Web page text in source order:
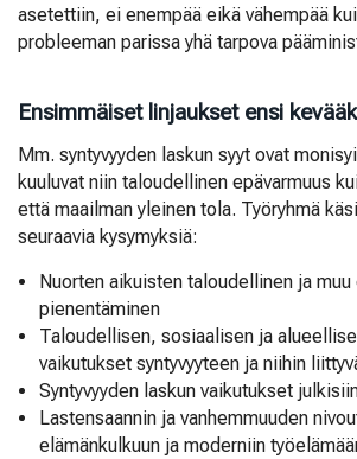
asetettiin, ei enempää eikä vähempää
probleeman parissa yhä tarpova
Ensimmäiset linjaukset ensi
Mm. syntyvyyden laskun syyt ovat
kuuluvat niin taloudellinen epävarmuus
että maailman yleinen tola. Työryhmä
seuraavia kysymyksiä:
Nuorten aikuisten taloudellinen ja muu
pienentäminen
Taloudellisen, sosiaalisen ja
vaikutukset syntyvyyteen ja niihin
Syntyvyyden laskun vaikutukset
Lastensaannin ja vanhemmuuden
elämänkulkuun ja moderniin